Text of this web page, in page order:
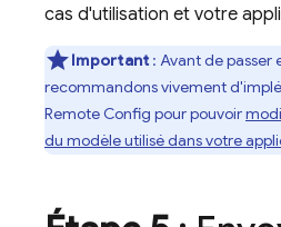
cas d'utilisation et votre
Important : Avant de passer
recommandons vivement
Remote Config pour pouvoir
du modèle utilisé dans votre